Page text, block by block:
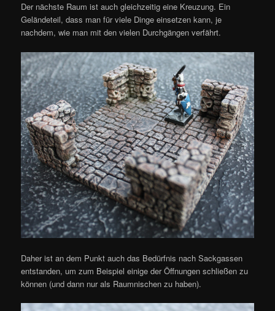
Der nächste Raum ist auch gleichzeitig eine Kreuzung. Ein
Geländeteil, dass man für viele Dinge einsetzen kann, je
nachdem, wie man mit den vielen Durchgängen verfährt.
Daher ist an dem Punkt auch das Bedürfnis nach Sackgassen
entstanden, um zum Beispiel einige der Öffnungen schließen zu
können (und dann nur als Raumnischen zu haben).